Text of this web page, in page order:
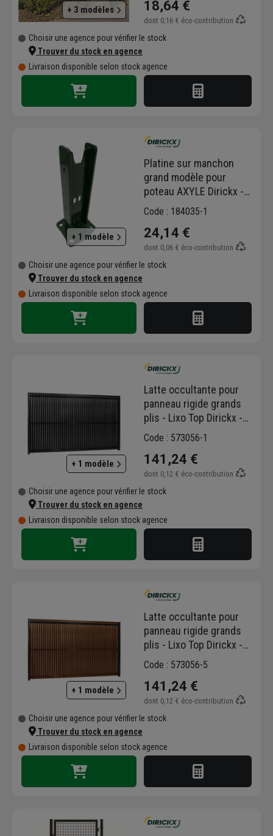
+ 3 modèles 18,64 €
dont 0,16 € éco-contribution
Choisir une agence pour vérifier le stock
Trouver du stock en agence
Livraison disponible selon stock agence
+ 1 modèle
Platine sur manchon
grand modèle pour
poteau AXYLE Dirickx -
embase de 10 mm -
RAL6005
Code : 184035-1
24,14 €
dont 0,06 € éco-contribution
Choisir une agence pour vérifier le stock
Trouver du stock en agence
Livraison disponible selon stock agence
+ 1 modèle
Latte occultante pour
panneau rigide grands
plis - Lixo Top Dirickx -
Hauteur 1,50 M - PVC -
Code : 573056-1
141,24 €
dont 0,12 € éco-contribution
Choisir une agence pour vérifier le stock
Trouver du stock en agence
Livraison disponible selon stock agence
+ 1 modèle
Latte occultante pour
panneau rigide grands
plis - Lixo Top Dirickx -
Hauteur - PVC - - Lot de
Code : 573056-5
141,24 €
dont 0,12 € éco-contribution
Choisir une agence pour vérifier le stock
Trouver du stock en agence
Livraison disponible selon stock agence